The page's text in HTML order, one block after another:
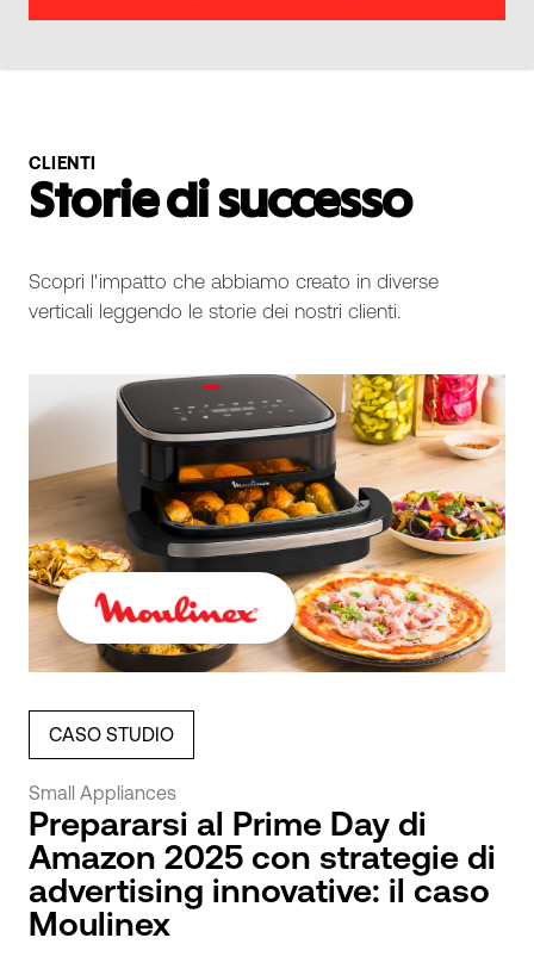
CLIENTI
Storie di successo
Scopri l'impatto che abbiamo creato in diverse
verticali leggendo le storie dei nostri clienti.
CASO STUDIO
Small Appliances
Prepararsi al Prime Day di
Amazon 2025 con strategie di
advertising innovative: il caso
Moulinex